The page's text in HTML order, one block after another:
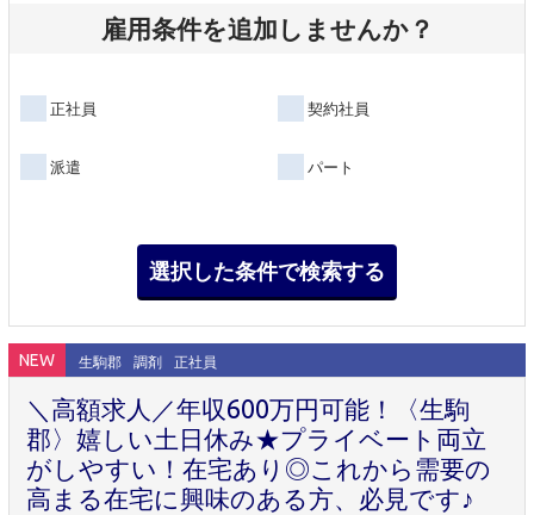
雇用条件を追加しませんか？
正社員 契約社員
派遣 パート
NEW 生駒郡 調剤 正社員
＼高額求人／年収600万円可能！〈生駒
郡〉嬉しい土日休み★プライベート両立
がしやすい！在宅あり◎これから需要の
高まる在宅に興味のある方、必見です♪